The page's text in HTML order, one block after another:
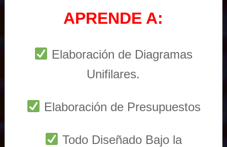
APRENDE A:
Elaboración de Diagramas
Unifilares.
Elaboración de Presupuestos
Todo Diseñado Bajo la